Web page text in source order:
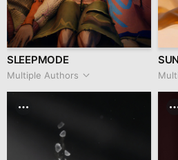
SLEEPMODE
Multiple Authors